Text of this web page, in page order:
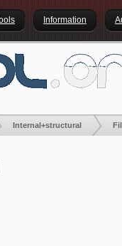
Information
Internal+structural